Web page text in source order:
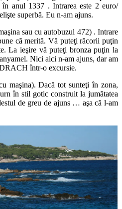
în anul 1337 . Intrarea este 2 euro/
superbă. Eu n-am ajuns.
sau cu autobuzul 472) . Intrare
că merită. Vă puteţi răcorii puţin
La ieşire vă puteţi bronza puţin la
Nici aici n-am ajuns, dar am
într-o excursie.
maşina). Dacă tot sunteţi în zona,
în stil gotic construit la jumătatea
de greu de ajuns … aşa că l-am